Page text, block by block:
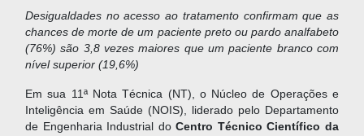
Desigualdades no acesso ao tratamento confirmam que as
chances de morte de um paciente preto ou pardo analfabeto
(76%) são 3,8 vezes maiores que um paciente branco com
nível superior (19,6%)
Em sua 11ª Nota Técnica (NT), o Núcleo de Operações e
Inteligência em Saúde (NOIS), liderado pelo Departamento
de Engenharia Industrial doCentro Técnico Científico da